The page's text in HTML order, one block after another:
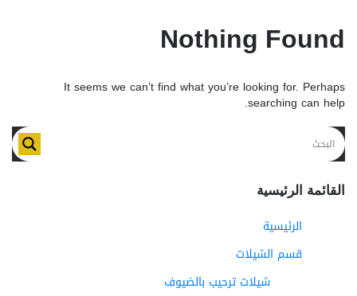
Nothing Found
It seems we can’t find what you’re looking for. Perhaps
searching can help.
القائمة الرئيسية
الرئيسية
قسم الشيلات
شيلات ترحيب بالضيوف